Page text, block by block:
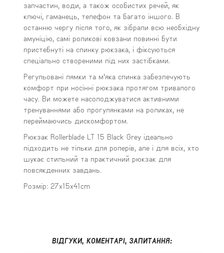
запчастин, води, а також особистих речей, як
ключі, гаманець, телефон та багато іншого. В
останню чергу після того, як зібрали всю необхідну
амуніцію, самі роликові ковзани повинні бути
пристебнуті на спинку рюкзака, і фіксуються
спеціально створеними під них застібками.
Регульовані лямки та м'яка спинка забезпечують
комфорт при носінні рюкзака протягом тривалого
часу. Ви можете насолоджуватися активними
тренуваннями або прогулянками на роликах, не
переймаючись дискомфортом.
Рюкзак Rollerblade LT 15 Black Grey ідеально
підходить не тільки для ролерів, але і для всіх, хто
шукає стильний та практичний рюкзак для
повсякденних завдань.
Розмір: 27x15x41cm
ВІДГУКИ, КОМЕНТАРІ, ЗАПИТАННЯ: